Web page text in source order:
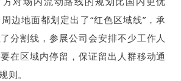
边地面都划定出了“红色区域线”，承
分割线，参展公司会安排不少工作人
在区域内停留，保证留出人群移动通
则。